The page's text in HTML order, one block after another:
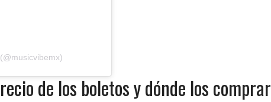
de los boletos y dónde los comprar